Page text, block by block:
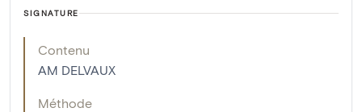
SIGNATURE
Contenu
AM DELVAUX
Méthode